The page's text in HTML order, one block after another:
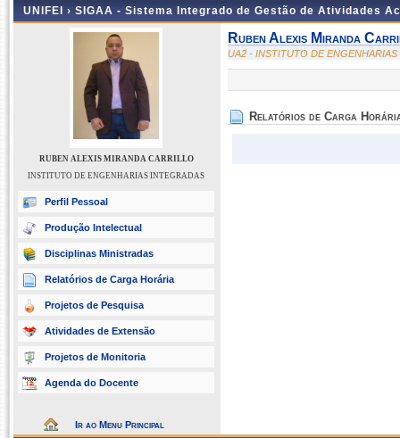
UNIFEI › SIGAA - Sistema Integrado de Gestão de Atividades
RUBEN ALEXIS MIRANDA CARRILLO
INSTITUTO DE ENGENHARIAS INTEGRADAS
Perfil Pessoal
Produção Intelectual
Disciplinas Ministradas
Relatórios de Carga Horária
Projetos de Pesquisa
Atividades de Extensão
Projetos de Monitoria
Agenda do Docente
Ir ao Menu Principal
Ruben Alexis Miranda
UA2 - INSTITUTO DE
Relatórios de Carga